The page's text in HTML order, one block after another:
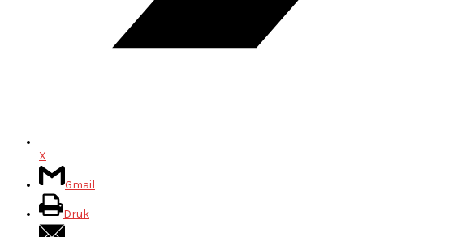
X
Gmail
Druk